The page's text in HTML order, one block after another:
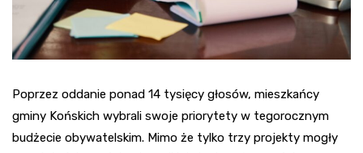
Poprzez oddanie ponad 14 tysięcy głosów, mieszkańcy
gminy Końskich wybrali swoje priorytety w tegorocznym
budżecie obywatelskim. Mimo że tylko trzy projekty mogły